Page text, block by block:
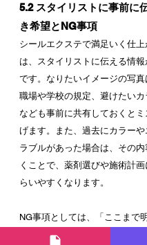
5.2 スタイリストに事前に
き希望とNG事項
シールエクステで満足いく仕
は、スタイリストに伝える情
です。なりたいイメージの写真
職場や学校の規定、避けたい
なども事前に共有しておくと
げます。また、過去にカラーや
ラブルがあった場合は、その
くことで、薬剤選びや施術計
らいやすくなります。
NG事項としては、「ここまで
ない」「顔まわりは軽く見せた